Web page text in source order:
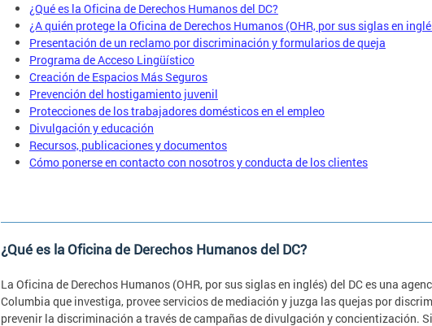
¿Qué es la Oficina de Derechos Humanos del DC?
¿A quién protege la Oficina de Derechos Humanos (OHR, por sus siglas en
Presentación de un reclamo por discriminación y formularios de queja
Programa de Acceso Lingüístico
Creación de Espacios Más Seguros
Prevención del hostigamiento juvenil
Protecciones de los trabajadores domésticos en el empleo
Divulgación y educación
Recursos, publicaciones y documentos
Cómo ponerse en contacto con nosotros y conducta de los clientes
¿Qué es la Oficina de Derechos Humanos del DC?
La Oficina de Derechos Humanos (OHR, por sus siglas en inglés) del DC es una
Columbia que investiga, provee servicios de mediación y juzga las quejas por
prevenir la discriminación a través de campañas de divulgación y concientización.